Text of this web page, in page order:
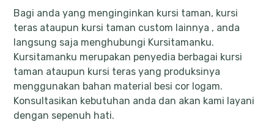
Bagi anda yang menginginkan kursi taman, kursi
teras ataupun kursi taman custom lainnya , anda
langsung saja menghubungi Kursitamanku.
Kursitamanku merupakan penyedia berbagai kursi
taman ataupun kursi teras yang produksinya
menggunakan bahan material besi cor logam.
Konsultasikan kebutuhan anda dan akan kami layani
dengan sepenuh hati.